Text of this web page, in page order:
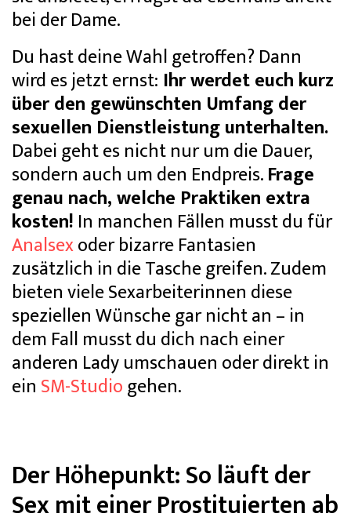
bei der Dame.
Du hast deine Wahl getroffen? Dann
wird es jetzt ernst: Ihr werdet euch kurz
über den gewünschten Umfang der
sexuellen Dienstleistung unterhalten.
Dabei geht es nicht nur um die Dauer,
sondern auch um den Endpreis.Frage
genau nach, welche Praktiken extra
kosten! In manchen Fällen musst du für
Analsexoder bizarre Fantasien
zusätzlich in die Tasche greifen. Zudem
bieten viele Sexarbeiterinnen diese
speziellen Wünsche gar nicht an – in
dem Fall musst du dich nach einer
anderen Lady umschauen oder direkt in
ein SM-Studiogehen.
Der Höhepunkt: So läuft der
Sex mit einer Prostituierten ab